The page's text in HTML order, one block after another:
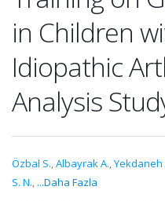
in Children
Idiopathic
Analysis
Özbal S.,Albayrak A.,Yekdaneh
S. N., ...Daha Fazla